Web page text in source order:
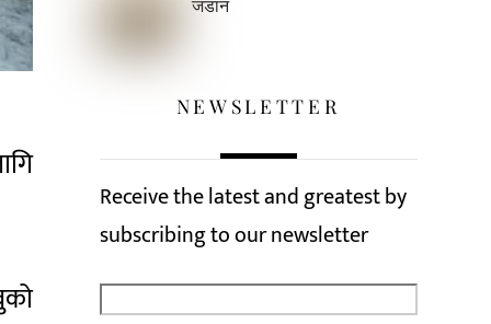
जडान
NEWSLETTER
Receive the latest and greatest by
subscribing to our newsletter